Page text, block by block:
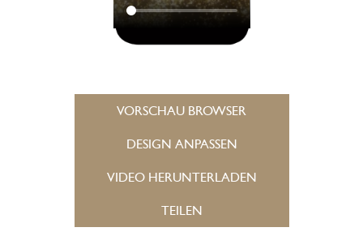
VORSCHAU BROWSER
DESIGN ANPASSEN
VIDEO HERUNTERLADEN
TEILEN